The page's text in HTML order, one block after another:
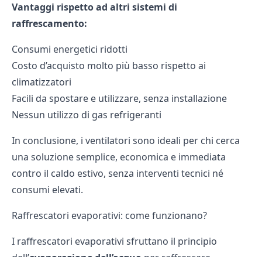
Vantaggi rispetto ad altri sistemi di
raffrescamento:
Consumi energetici ridotti
Costo d’acquisto molto più basso rispetto ai
climatizzatori
Facili da spostare e utilizzare, senza installazione
Nessun utilizzo di gas refrigeranti
In conclusione, i ventilatori sono ideali per chi cerca
una soluzione semplice, economica e immediata
contro il caldo estivo, senza interventi tecnici né
consumi elevati.
Raffrescatori evaporativi: come funzionano?
I raffrescatori evaporativi sfruttano il principio